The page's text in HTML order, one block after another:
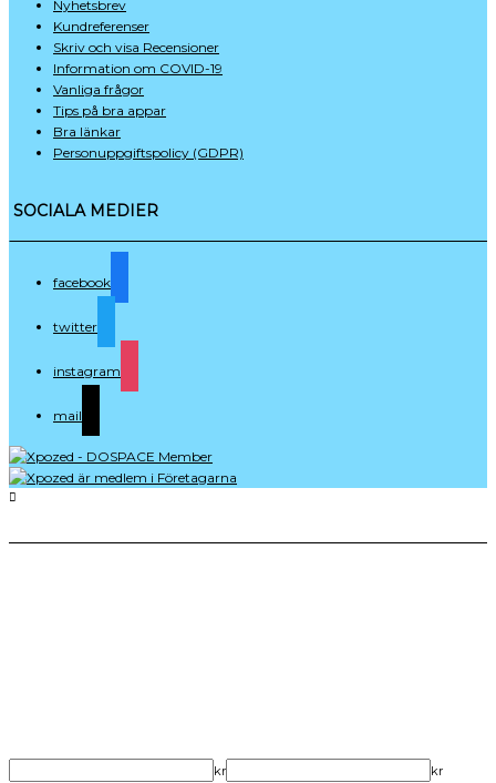
Nyhetsbrev
Kundreferenser
Skriv och visa Recensioner
Information om COVID-19
Vanliga frågor
Tips på bra appar
Bra länkar
Personuppgifts­policy (GDPR)
SOCIALA MEDIER
facebook
twitter
instagram
mail
kr kr